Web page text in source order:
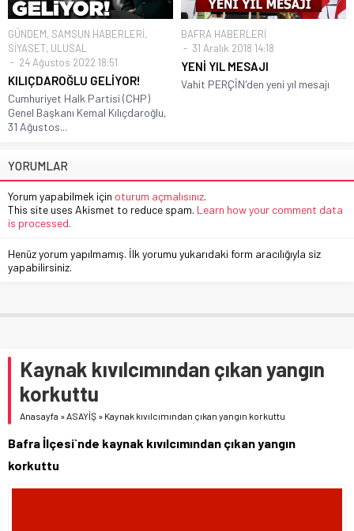
GÜNDEM, SAMSUN HABERLERİ,
SİYASET, ULUSAL
24 Ağustos 2022 18:51
KILIÇDAROĞLU GELİYOR!
Cumhuriyet Halk Partisi (CHP)
Genel Başkanı Kemal Kılıçdaroğlu,
31 Ağustos...
BAFRA HABERLERİ
31 Aralık 2018 14:18
YENİ YIL MESAJI
Vahit PERÇİN'den yeni yıl mesajı
YORUMLAR
Yorum yapabilmek için oturum açmalısınız.
This site uses Akismet to reduce spam. Learn how your comment data
is processed.
Henüz yorum yapılmamış. İlk yorumu yukarıdaki form aracılığıyla siz
yapabilirsiniz.
Kaynak kıvılcımından çıkan yangın
korkuttu
Anasayfa »ASAYİŞ » Kaynak kıvılcımından çıkan yangın korkuttu
Bafra İlçesi`nde kaynak kıvılcımından çıkan yangın
korkuttu